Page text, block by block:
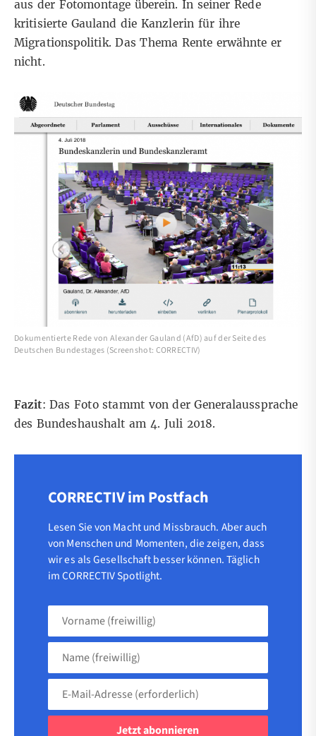
aus der Fotomontage überein. In seiner Rede
kritisierte Gauland die Kanzlerin für ihre
Migrationspolitik. Das Thema Rente erwähnte er
nicht.
Dokumentierte Rede von Alexander Gauland (AfD) auf der Seite des
Deutschen Bundestages (Screenshot: CORRECTIV)
Fazit: Das Foto stammt von der Generalaussprache
des Bundeshaushalt am 4. Juli 2018.
CORRECTIV im Postfach
Lesen Sie von Macht und Missbrauch. Aber auch
von Menschen und Momenten, die zeigen, dass
wir es als Gesellschaft besser können. Täglich
im CORRECTIV Spotlight.
Vorname
Name
(freiwillig)
Adresse